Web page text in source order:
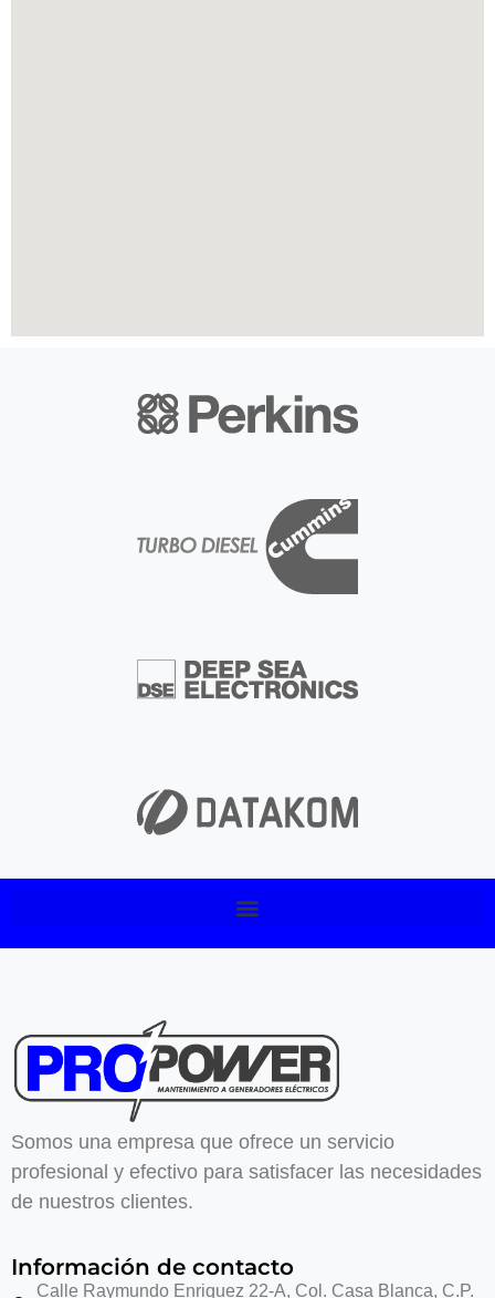
Somos una empresa que ofrece un servicio
profesional y efectivo para satisfacer las necesidades
de nuestros clientes.
Información de contacto
Calle Raymundo Enriquez 22-A, Col. Casa Blanca, C.P.